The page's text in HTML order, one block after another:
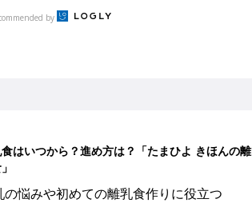
by
はいつから？進め方は？「たまひよ きほんの離
の悩みや初めての離乳食作りに役立つ